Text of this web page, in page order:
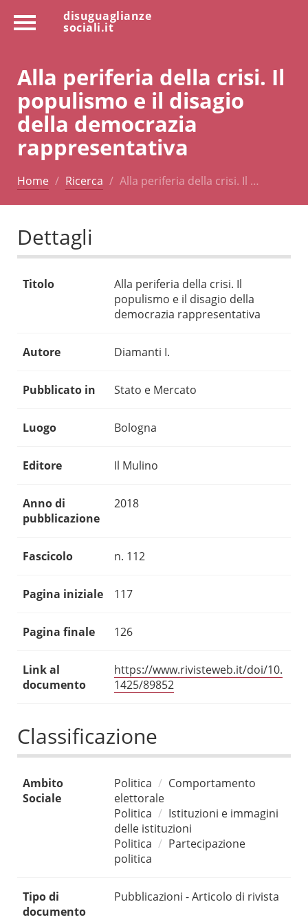
disuguaglianze
sociali.it
Alla periferia della crisi. Il
populismo e il disagio
della democrazia
rappresentativa
Home Ricerca Alla periferia della crisi. Il …
Dettagli
Titolo
Alla periferia della crisi. Il
populismo e il disagio della
democrazia rappresentativa
Autore Diamanti I.
Pubblicato in Stato e Mercato
Luogo Bologna
Editore Il Mulino
Anno di
pubblicazione
2018
Fascicolo n. 112
Pagina iniziale 117
Pagina finale 126
Link al
documento
https://www.rivisteweb.it/doi/10.
1425/89852
Classificazione
Ambito
Sociale
Politica
Comportamento
elettorale
Politica
Istituzioni e immagini
delle istituzioni
Politica
Partecipazione
politica
Tipo di
documento
Pubblicazioni - Articolo di rivista